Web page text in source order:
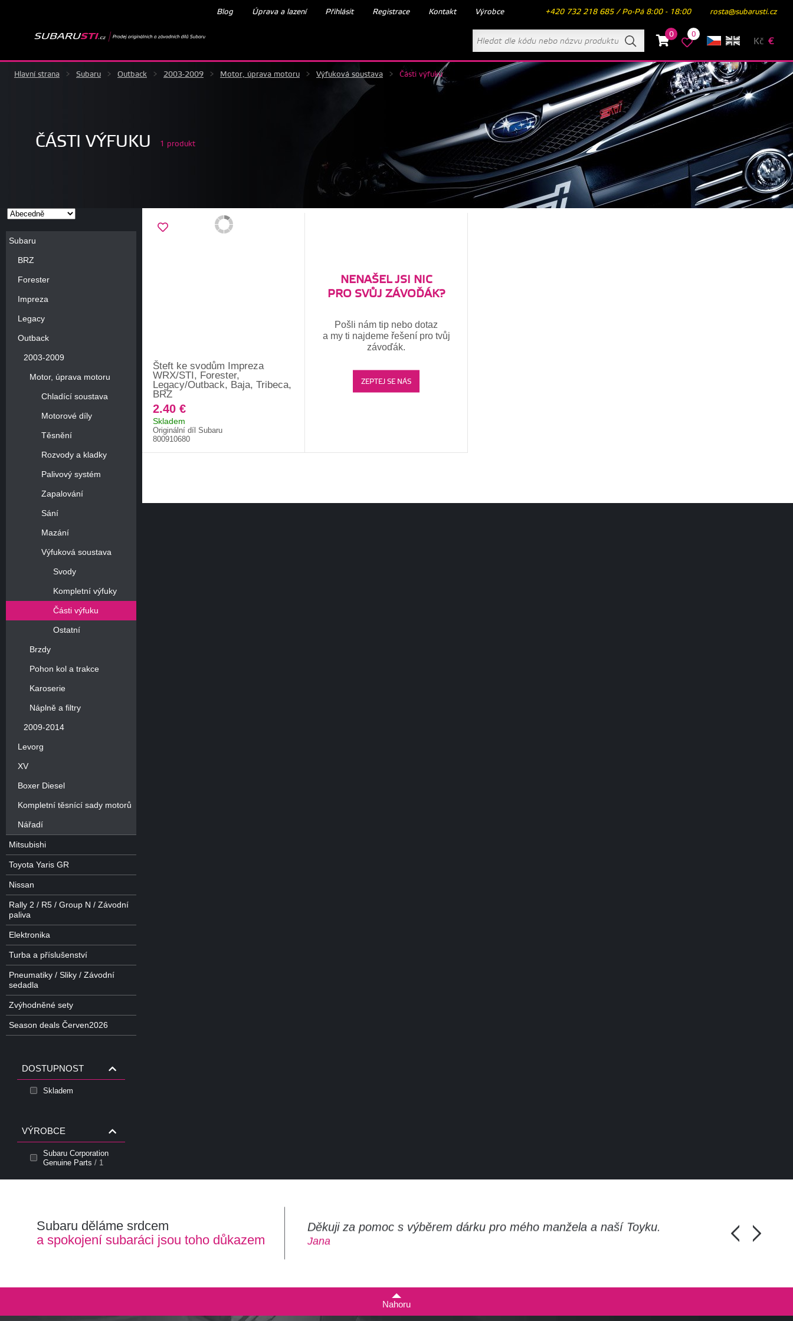
Blog Úprava a lazení Přihlásit Registrace Kontakt Výrobce +420 732 218 685 / Po-Pá 8:00 - 18:00 rosta@subarusti.cz
0 0
Kč €
Hlavní strana > Subaru > Outback > 2003-2009 > Motor, úprava motoru > Výfuková soustava > Části výfuku
ČÁSTI VÝFUKU 1 produkt
Subaru
BRZ
Forester
Impreza
Legacy
Outback
2003-2009
Motor, úprava motoru
Chladící soustava
Motorové díly
Těsnění
Rozvody a kladky
Palivový systém
Zapalování
Sání
Mazání
Výfuková soustava
Svody
Kompletní výfuky
Části výfuku
Ostatní
Brzdy
Pohon kol a trakce
Karoserie
Náplně a filtry
2009-2014
Levorg
XV
Boxer Diesel
Kompletní těsnící sady motorů
Nářadí
Mitsubishi
Toyota Yaris GR
Nissan
Rally 2 / R5 / Group N / Závodní
paliva
Elektronika
Turba a příslušenství
Pneumatiky / Sliky / Závodní
sedadla
Zvýhodněné sety
Season deals Červen2026
DOSTUPNOST
Skladem
VÝROBCE
Subaru Corporation
Genuine Parts / 1
Šteft ke svodům Impreza
WRX/STI, Forester,
Legacy/Outback, Baja, Tribeca,
BRZ
2.40 €
Skladem
Originální díl Subaru
800910680
NENAŠEL JSI NIC
PRO SVŮJ ZÁVOĎÁK?
Pošli nám tip nebo dotaz
a my ti najdeme řešení pro tvůj
závoďák.
ZEPTEJ SE NÁS
Subaru děláme srdcem
a spokojení subaráci jsou toho důkazem
Děkuji za pomoc s výběrem dárku pro mého manžela a naší Toyku.
Jana
Chlapi, moc
Honza Pánka,
Nahoru